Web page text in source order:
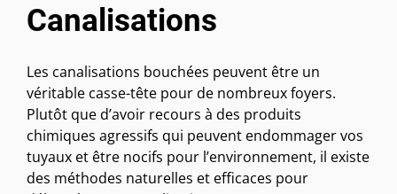
Canalisations
Les canalisations bouchées peuvent être un
véritable casse-tête pour de nombreux foyers.
Plutôt que d’avoir recours à des produits
chimiques agressifs qui peuvent endommager vos
tuyaux et être nocifs pour l’environnement, il existe
des méthodes naturelles et efficaces pour